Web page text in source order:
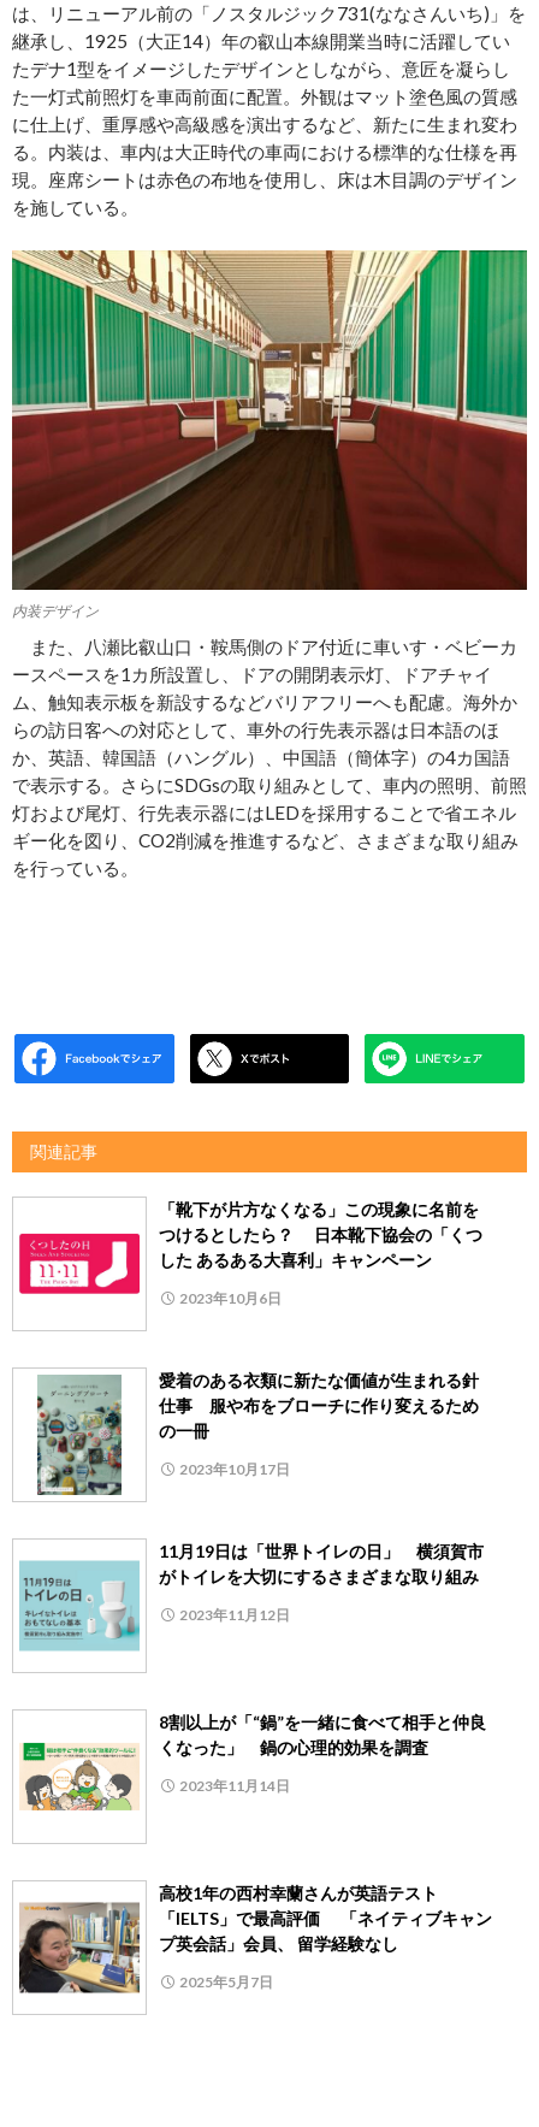
は、リニューアル前の「ノスタルジック731(ななさんいち)」を
継承し、1925（大正14）年の叡山本線開業当時に活躍してい
たデナ1型をイメージしたデザインとしながら、意匠を凝らし
た一灯式前照灯を車両前面に配置。外観はマット塗色風の質感
に仕上げ、重厚感や高級感を演出するなど、新たに生まれ変わ
る。内装は、車内は大正時代の車両における標準的な仕様を再
現。座席シートは赤色の布地を使用し、床は木目調のデザイン
を施している。
内装デザイン
また、八瀬比叡山口・鞍馬側のドア付近に車いす・ベビーカ
ースペースを1カ所設置し、ドアの開閉表示灯、ドアチャイ
ム、触知表示板を新設するなどバリアフリーへも配慮。海外か
らの訪日客への対応として、車外の行先表示器は日本語のほ
か、英語、韓国語（ハングル）、中国語（簡体字）の4カ国語
で表示する。さらにSDGsの取り組みとして、車内の照明、前照
灯および尾灯、行先表示器にはLEDを採用することで省エネル
ギー化を図り、CO2削減を推進するなど、さまざまな取り組み
を行っている。
関連記事
「靴下が片方なくなる」この現象に名前を
つけるとしたら？ 日本靴下協会の「くつ
した あるある大喜利」キャンペーン
2023年10月6日
愛着のある衣類に新たな価値が生まれる針
仕事 服や布をブローチに作り変えるため
の一冊
2023年10月17日
11月19日は「世界トイレの日」 横須賀市
がトイレを大切にするさまざまな取り組み
2023年11月12日
8割以上が「“鍋”を一緒に食べて相手と仲良
くなった」 鍋の心理的効果を調査
2023年11月14日
高校1年の西村幸蘭さんが英語テスト
「IELTS」で最高評価 「ネイティブキャン
プ英会話」会員、 留学経験なし
2025年5月7日